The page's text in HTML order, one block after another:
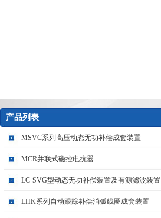
产品列表
MSVC系列高压动态无功补偿成套装置
MCR并联式磁控电抗器
LC-SVG型动态无功补偿装置及有源滤波装置
LHK系列自动跟踪补偿消弧线圈成套装置